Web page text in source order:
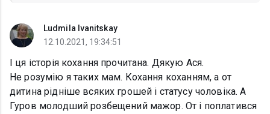
Ludmila Ivanitskay
12.10.2021, 19:34:51
І ця історія кохання прочитана. Дякую Ася.
Не розумію я таких мам. Кохання коханням, а от
дитина рідніше всяких грошей і статусу чоловіка. А
Гуров молодший розбещений мажор. От і поплатився